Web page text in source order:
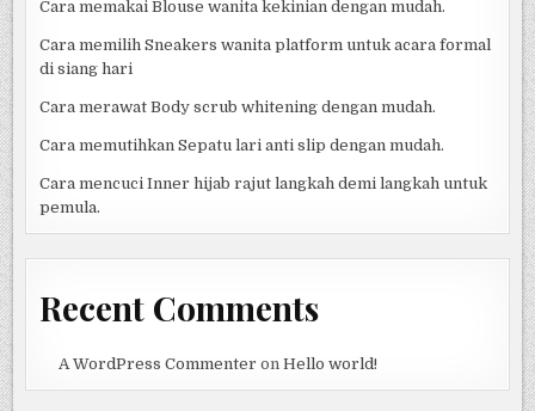
Cara memakai Blouse wanita kekinian dengan mudah.
Cara memilih Sneakers wanita platform untuk acara formal
di siang hari
Cara merawat Body scrub whitening dengan mudah.
Cara memutihkan Sepatu lari anti slip dengan mudah.
Cara mencuci Inner hijab rajut langkah demi langkah untuk
pemula.
Recent Comments
A WordPress Commenter on Hello world!